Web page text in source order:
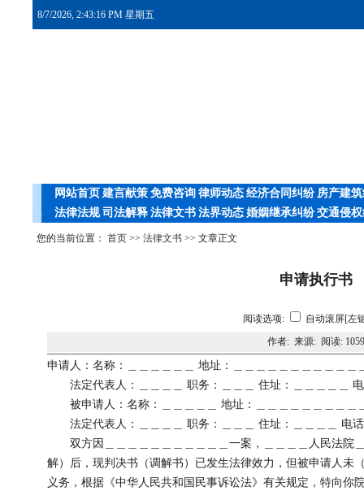
8/7/2026, 2:43:16 PM 星期五
网站首页 建言献策 免费咨询 律师动态 经济合同纠纷 房产建
法律法规 司法解释 法律文书 法界动态 婚姻继承纠纷 交通侵
您的当前位置： 首页 >> 法律文书 >> 文章正文
申请执行书
阅读选项:
自动滚屏[左
作者: 来源: 阅读: 1059
申请人：名称：＿＿＿＿＿＿ 地址：＿＿＿＿＿＿＿＿＿＿＿
法定代表人：＿＿＿＿ 职务：＿＿＿ 住址：＿＿＿＿＿
被申请人：名称：＿＿＿＿＿ 地址：＿＿＿＿＿＿＿＿＿
法定代表人：＿＿＿＿ 职务：＿＿＿ 住址：＿＿＿＿ 电
双方因＿＿＿＿＿＿＿＿＿＿＿一案，＿＿＿＿人民法院
解）后，现判决书（调解书）已发生法律效力，但被申请人未
义务，根据《中华人民共和国民事诉讼法》有关规定，特向你